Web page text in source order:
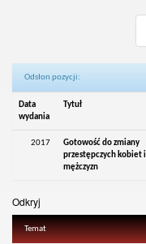
Odsłon pozycji:
Data
wydania
Tytuł
2017
Gotowość do zmiany
przestępczych kobiet i
mężczyzn
Odkryj
Temat